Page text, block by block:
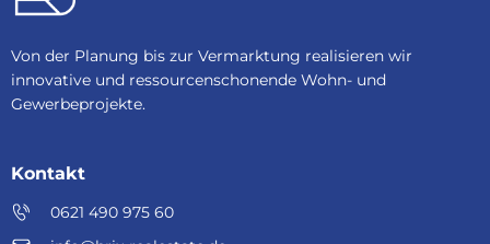
Von der Planung bis zur Vermarktung realisieren wir
innovative und ressourcenschonende Wohn- und
Gewerbeprojekte.
Kontakt
0621 490 975 60